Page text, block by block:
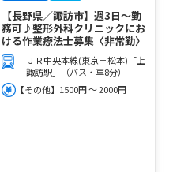
【長野県／諏訪市】週3日～勤
務可♪整形外科クリニックにお
ける作業療法士募集〈非常勤〉
ＪＲ中央本線(東京－松本)「上
諏訪駅」（バス・車8分）
【その他】1500円 ～ 2000円